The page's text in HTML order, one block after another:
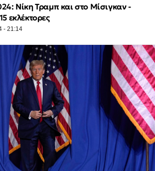
Νίκη Τραμπ και στο Μίσιγκαν -
εκλέκτορες
- 21:14